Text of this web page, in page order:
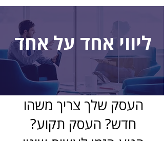
ליווי אחד על אחד
העסק שלך צריך משהו
חדש? העסק תקוע?